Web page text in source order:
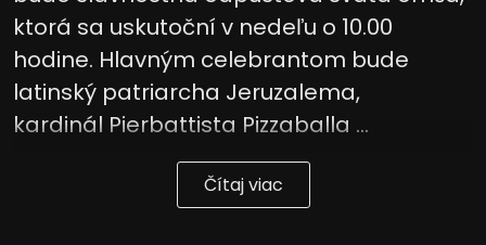
ktorá sa uskutoční v nedeľu o 10.00
hodine. Hlavným celebrantom bude
latinský patriarcha Jeruzalema,
kardinál Pierbattista Pizzaballa ...
Čítaj viac